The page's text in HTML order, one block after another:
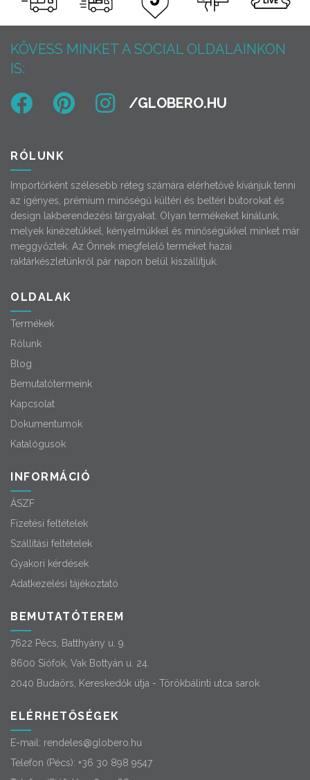
KÖVESS MINKET A SOCIAL OLDALAINKON
IS:
RÓLUNK
Importőrként szélesebb réteg számára elérhetővé kívánjuk tenni
az igényes, prémium minőségű kültéri és beltéri bútorokat és
design lakberendezési tárgyakat. Olyan termékeket kínálunk,
melyek kinézetükkel, kényelmükkel és minőségükkel minket már
meggyőztek. Az Önnek megfelelő terméket hazai
raktárkészletünkről pár napon belül kiszállítjuk.
OLDALAK
Termékek
Rólunk
Blog
Bemutatótermeink
Kapcsolat
Dokumentumok
Katalógusok
INFORMÁCIÓ
ÁSZF
Fizetési feltételek
Szállítási feltételek
Gyakori kérdések
Adatkezelési tájékoztató
BEMUTATÓTEREM
7622 Pécs, Batthyány u. 9.
8600 Siófok, Vak Bottyán u. 24.
2040 Budaörs, Kereskedők útja - Törökbálinti utca sarok
ELÉRHETŐSÉGEK
E-mail: rendeles@globero.hu
Telefon (Pécs): +36 30 898 9547